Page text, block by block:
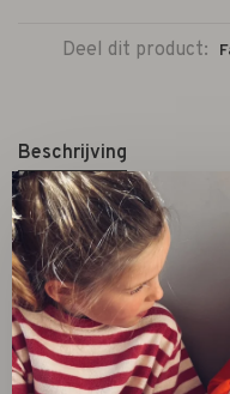
Deel dit product:
Beschrijving
DeLin Lin Kettle
voor lange dagen,
dubbele RVS-isolatie
36 uur kouden24 uur